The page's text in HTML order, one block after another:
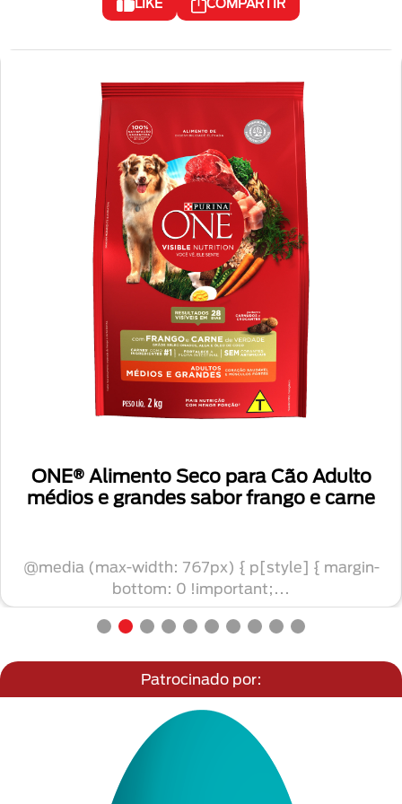
LIKE COMPARTIR
Purina One Ração para Cães Adulto Mini
e Pequeno sabor Frango & Carne
@media (max-width: 767px) { p[style] { margin-
bottom: 0 !important;...
Patrocinado por: